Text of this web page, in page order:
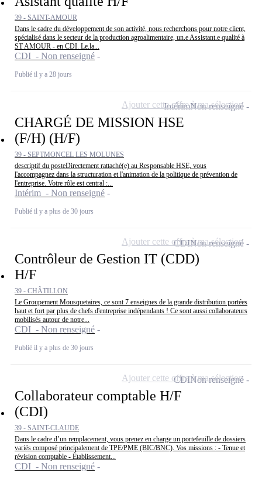
39 - SAINT-AMOUR
Dans le cadre du développement de son activité, nous recherchons pour notre client,
spécialisé dans le secteur de la production agroalimentaire, un.e Assistant.e qualité à
ST AMOUR - en CDI. Le.la...
CDI - Non renseigné
Publié il y a 28 jours
CHARGÉ DE MISSION HSE
(F/H) (H/F)
39 - SEPTMONCEL LES MOLUNES
descriptif du posteDirectement rattaché(e) au Responsable HSE, vous
l'accompagnez dans la structuration et l'animation de la politique de prévention de
l'entreprise. Votre rôle est central :...
Intérim - Non renseigné
Publié il y a plus de 30 jours
IntérimNon renseigné
Ajouter cette offre à ma sélection
Contrôleur de Gestion IT (CDD)
H/F
39 - CHÂTILLON
Le Groupement Mousquetaires, ce sont 7 enseignes de la grande distribution portées
haut et fort par plus de chefs d'entreprise indépendants ! Ce sont aussi collaborateurs
mobilisés autour de notre...
CDI - Non renseigné
Publié il y a plus de 30 jours
CDINon renseigné
Ajouter cette offre à ma sélection
Collaborateur comptable H/F
(CDI)
39 - SAINT-CLAUDE
Dans le cadre d’un remplacement, vous prenez en charge un portefeuille de dossiers
variés composé principalement de TPE/PME (BIC/BNC). Vos missions : - Tenue et
révision comptable - Établissement...
CDI - Non renseigné
CDINon renseigné
Ajouter cette offre à ma sélection